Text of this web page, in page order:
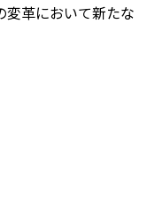
変革において新たな